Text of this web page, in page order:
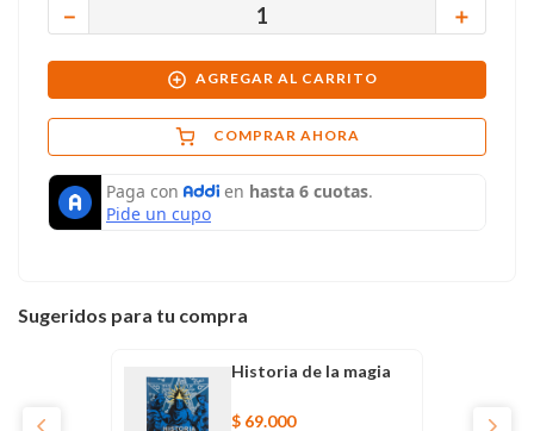
＋
－
AGREGAR AL CARRITO
COMPRAR AHORA
Sugeridos para tu compra
Historia de la magia
$ 69.000